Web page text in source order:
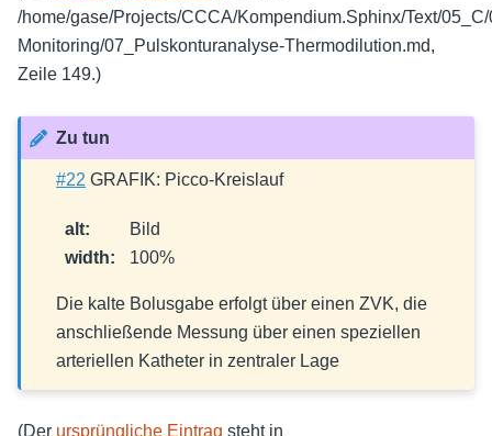
/home/gase/Projects/CCCA/Kompendium.Sphinx/Text/
Monitoring/07_Pulskonturanalyse-Thermodilution.md,
Zeile 149.)
Zu tun
#22 GRAFIK: Picco-Kreislauf
alt:
Bild
width: 100%
Die kalte Bolusgabe erfolgt über einen ZVK, die
anschließende Messung über einen speziellen
arteriellen Katheter in zentraler Lage
(Der ursprüngliche Eintrag steht in